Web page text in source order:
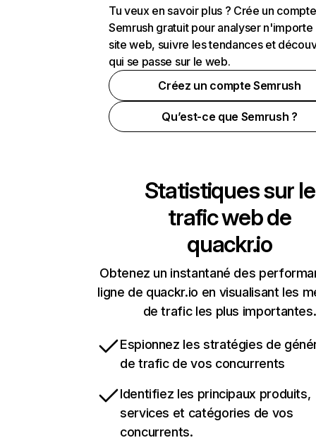
Tu veux en savoir plus ? Crée un compte
Semrush gratuit pour analyser n'importe
site web, suivre les tendances et
qui se passe sur le web.
Créez un compte Semrush
Qu’est-ce que Semrush ?
Statistiques sur le
trafic web de
quackr.io
Obtenez un instantané des
ligne de quackr.io en visualisant les
de trafic les plus importantes.
Espionnez les stratégies de
de trafic de vos concurrents
Identifiez les principaux produits,
services et catégories de vos
concurrents.